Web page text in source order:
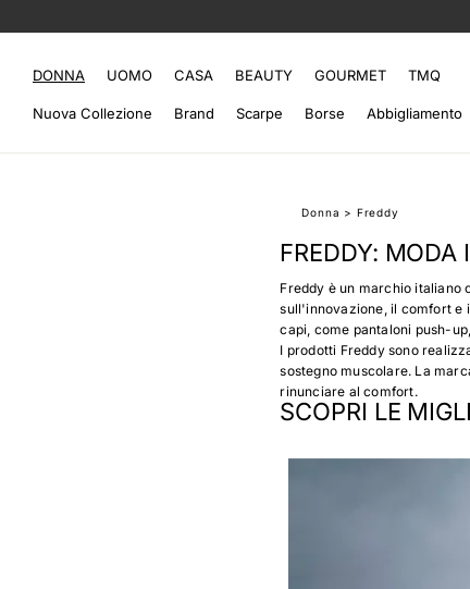
DONNA UOMO CASA BEAUTY GOURMET TMQ
Nuova Collezione Brand Scarpe Borse Abbigliamento
Donna > Freddy
FREDDY: MODA
Freddy è un marchio italiano
sull'innovazione, il comfort e
capi, come pantaloni push-
I prodotti Freddy sono
sostegno muscolare. La
rinunciare al comfort.
SCOPRI LE